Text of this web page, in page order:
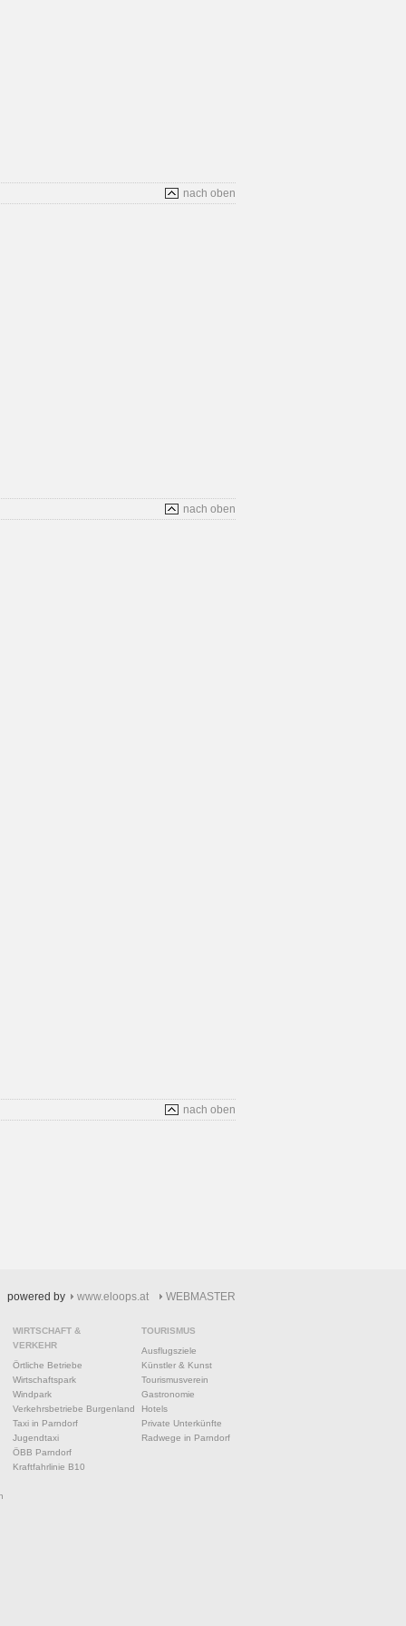
nach oben
nach oben
nach oben
powered by www.eloops.at WEBMASTER
WIRTSCHAFT &
VERKEHR
Örtliche Betriebe
Wirtschaftspark
Windpark
Verkehrsbetriebe Burgenland
Taxi in Parndorf
Jugendtaxi
ÖBB Parndorf
Kraftfahrlinie B10
TOURISMUS
Ausflugsziele
Künstler & Kunst
Tourismusverein
Gastronomie
Hotels
Private Unterkünfte
Radwege in Parndorf